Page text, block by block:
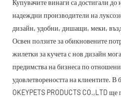
Купувачите винаги са достигали до
надеждни производители на
дизайн, удобни, дишащи, меки,
Освен ползите за обикновените
жилетки за кучета с нов дизайн
предимства на бизнеса по
удовлетвореността на клиентите. В
OKEYPETS PRODUCTS CO.,LTD